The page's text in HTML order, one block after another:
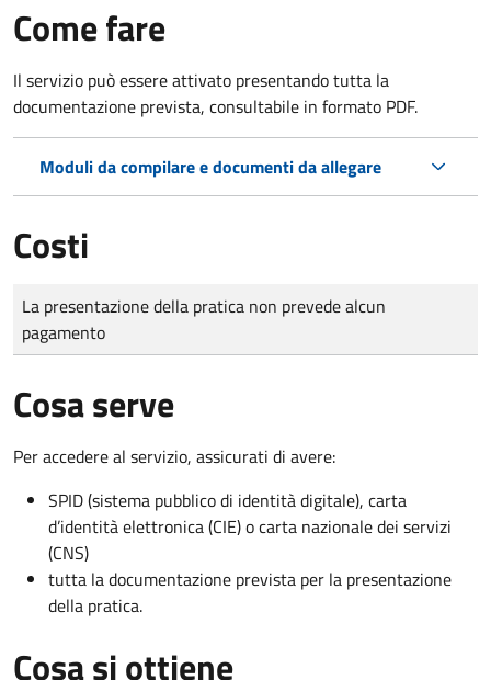
Come fare
Il servizio può essere attivato presentando tutta la
documentazione prevista, consultabile in formato PDF.
Moduli da compilare e documenti da allegare
Costi
Tipo di pagamento
Importo
La presentazione della pratica non prevede alcun
pagamento
Cosa serve
Per accedere al servizio, assicurati di avere:
SPID (sistema pubblico di identità digitale), carta
d’identità elettronica (CIE) o carta nazionale dei servizi
(CNS)
tutta la documentazione prevista per la presentazione
della pratica.
Cosa si ottiene